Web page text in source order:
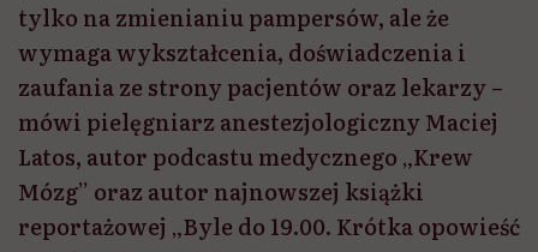
tylko na zmienianiu pampersów, ale że
wymaga wykształcenia, doświadczenia i
zaufania ze strony pacjentów oraz lekarzy –
mówi pielęgniarz anestezjologiczny Maciej
Latos, autor podcastu medycznego „Krew
Mózg” oraz autor najnowszej książki
reportażowej „Byle do 19.00. Krótka opowieść